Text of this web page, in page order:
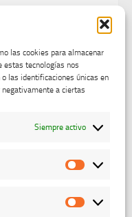
las cookies para almacenar
estas tecnologías nos
las identificaciones únicas en
a ciertas
Siempre activo
Marketing